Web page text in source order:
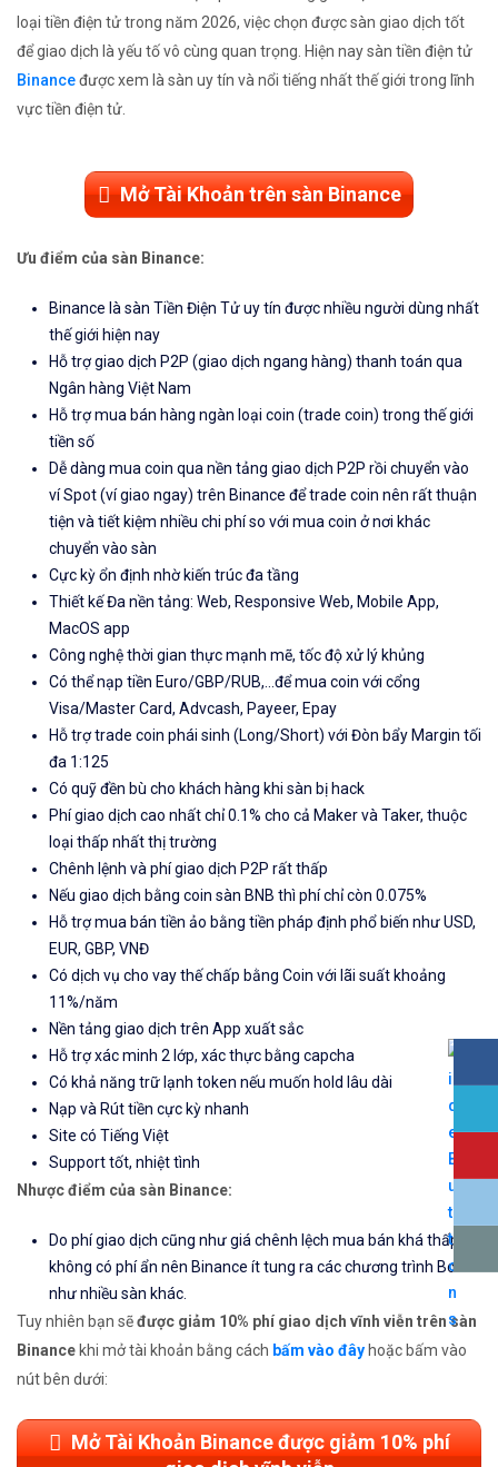
loại tiền điện tử trong năm 2026, việc chọn được sàn giao dịch tốt
để giao dịch là yếu tố vô cùng quan trọng. Hiện nay sàn tiền điện tử
Binanceđược xem là sàn uy tín và nổi tiếng nhất thế giới trong lĩnh
vực tiền điện tử.
Mở Tài Khoản trên sàn Binance
Ưu điểm của sàn Binance:
Binance là sàn Tiền Điện Tử uy tín được nhiều người dùng nhất
thế giới hiện nay
Hỗ trợ giao dịch P2P (giao dịch ngang hàng) thanh toán qua
Ngân hàng Việt Nam
Hỗ trợ mua bán hàng ngàn loại coin (trade coin) trong thế giới
tiền số
Dễ dàng mua coin qua nền tảng giao dịch P2P rồi chuyển vào
ví Spot (ví giao ngay) trên Binance để trade coin nên rất thuận
tiện và tiết kiệm nhiều chi phí so với mua coin ở nơi khác
chuyển vào sàn
Cực kỳ ổn định nhờ kiến trúc đa tầng
Thiết kế Đa nền tảng: Web, Responsive Web, Mobile App,
MacOS app
Công nghệ thời gian thực mạnh mẽ, tốc độ xử lý khủng
Có thể nạp tiền Euro/GBP/RUB,...để mua coin với cổng
Visa/Master Card, Advcash, Payeer, Epay
Hỗ trợ trade coin phái sinh (Long/Short) với Đòn bẩy Margin tối
đa 1:125
Có quỹ đền bù cho khách hàng khi sàn bị hack
Phí giao dịch cao nhất chỉ 0.1% cho cả Maker và Taker, thuộc
loại thấp nhất thị trường
Chênh lệnh và phí giao dịch P2P rất thấp
Nếu giao dịch bằng coin sàn BNB thì phí chỉ còn 0.075%
Hỗ trợ mua bán tiền ảo bằng tiền pháp định phổ biến như USD,
EUR, GBP, VNĐ
Có dịch vụ cho vay thế chấp bằng Coin với lãi suất khoảng
11%/năm
Nền tảng giao dịch trên App xuất sắc
Hỗ trợ xác minh 2 lớp, xác thực bằng capcha
Có khả năng trữ lạnh token nếu muốn hold lâu dài
Nạp và Rút tiền cực kỳ nhanh
Site có Tiếng Việt
Support tốt, nhiệt tình
Nhược điểm của sàn Binance:
Do phí giao dịch cũng như giá chênh lệch mua bán khá thấp và
không có phí ẩn nên Binance ít tung ra các chương trình Bonus
như nhiều sàn khác.
Tuy nhiên bạn sẽđược giảm 10% phí giao dịch vĩnh viễn trên sàn
Binance khi mở tài khoản bằng cách bấm vào đây hoặc bấm vào
nút bên dưới:
Mở Tài Khoản Binance được giảm 10% phí